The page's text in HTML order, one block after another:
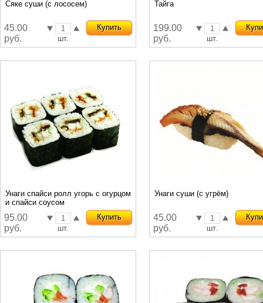
Сяке суши (с лососем)
45.00
руб.
шт.
Купить
Тайга
199.00
руб.
шт.
Унаги спайси ролл угорь с огурцом
и спайси соусом
95.00
руб.
шт.
Купить
Унаги суши (с угрём)
45.00
руб.
шт.